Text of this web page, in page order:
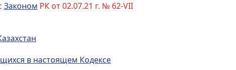
Законом РК от 02.07.21 г. № 62-VII
в настоящем Кодексе